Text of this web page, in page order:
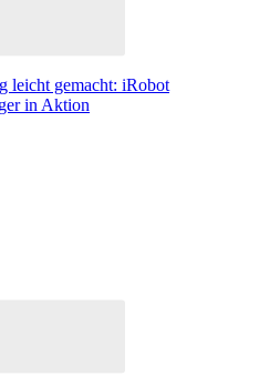
leicht gemacht: iRobot
in Aktion